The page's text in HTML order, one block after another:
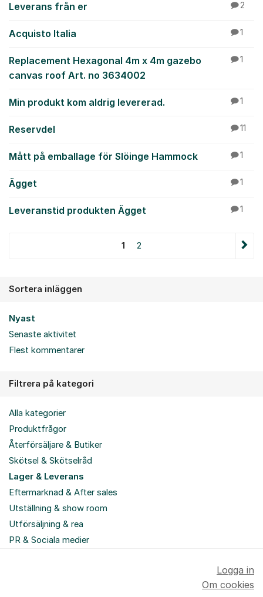
Leverans från er 2
Acquisto Italia 1
Replacement Hexagonal 4m x 4m gazebo
canvas roof Art. no 3634002
1
Min produkt kom aldrig levererad. 1
Reservdel 11
Mått på emballage för Slöinge Hammock 1
Ägget 1
Leveranstid produkten Ägget 1
1 2
Sortera inläggen
Nyast
Senaste aktivitet
Flest kommentarer
Filtrera på kategori
Alla kategorier
Produktfrågor
Återförsäljare & Butiker
Skötsel & Skötselråd
Lager & Leverans
Eftermarknad & After sales
Utställning & show room
Utförsäljning & rea
PR & Sociala medier
Logga in
Om cookies